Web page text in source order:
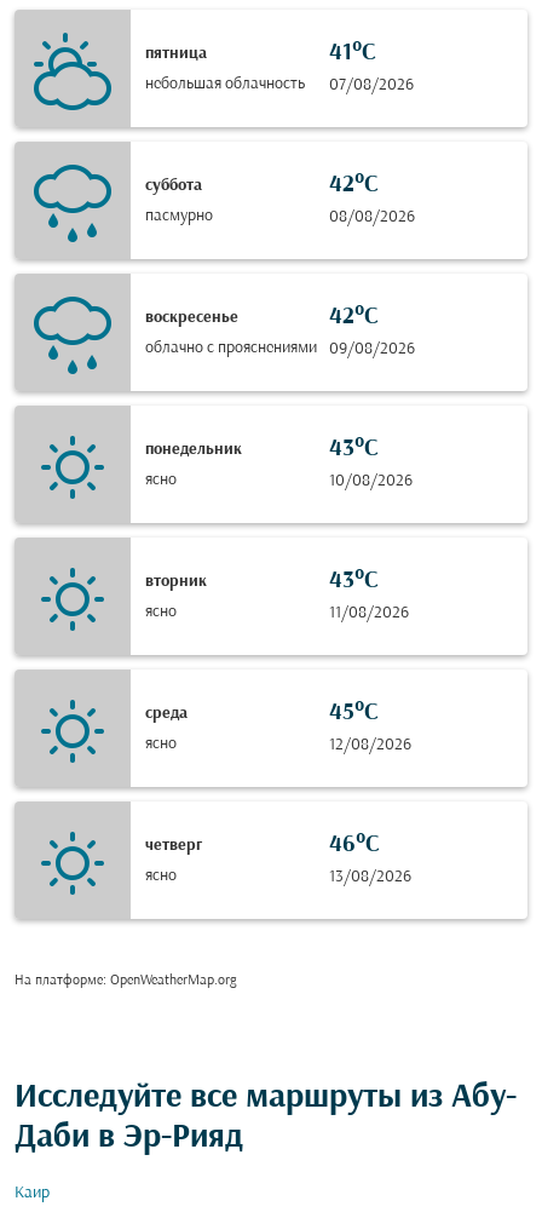
пятница
небольшая облачность
41°C
07/08/2026
суббота
пасмурно
42°C
08/08/2026
воскресенье
облачно с прояснениями
42°C
09/08/2026
понедельник
ясно
43°C
10/08/2026
вторник
ясно
43°C
11/08/2026
среда
ясно
45°C
12/08/2026
четверг
ясно
46°C
13/08/2026
На платформе: OpenWeatherMap.org
Исследуйте все маршруты из Абу-
Даби в Эр-Рияд
Каир